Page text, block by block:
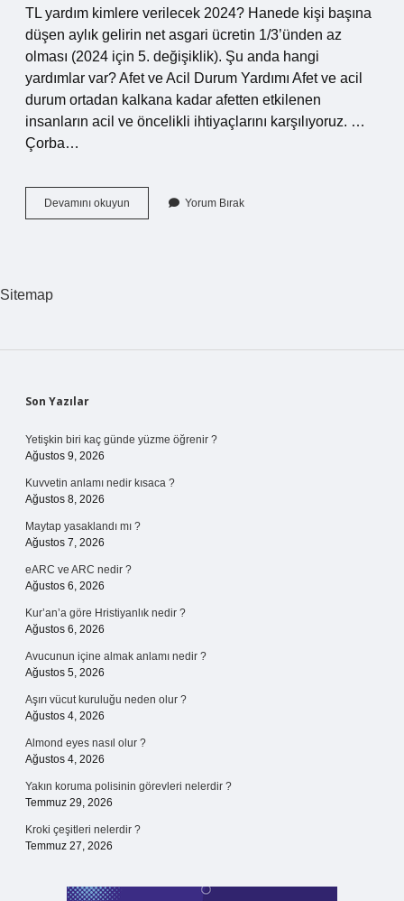
TL yardım kimlere verilecek 2024? Hanede kişi başına
düşen aylık gelirin net asgari ücretin 1/3’ünden az
olması (2024 için 5. değişiklik). Şu anda hangi
yardımlar var? Afet ve Acil Durum Yardımı Afet ve acil
durum ortadan kalkana kadar afetten etkilenen
insanların acil ve öncelikli ihtiyaçlarını karşılıyoruz. …
Çorba…
Devamını okuyun
Kurumlar
Yorum Bırak
Sitemap
Sidebar
Son Yazılar
Yetişkin biri kaç günde yüzme öğrenir ?
Ağustos 9, 2026
Kuvvetin anlamı nedir kısaca ?
Ağustos 8, 2026
Maytap yasaklandı mı ?
Ağustos 7, 2026
eARC ve ARC nedir ?
Ağustos 6, 2026
Kur’an’a göre Hristiyanlık nedir ?
Ağustos 6, 2026
Avucunun içine almak anlamı nedir ?
Ağustos 5, 2026
Aşırı vücut kuruluğu neden olur ?
Ağustos 4, 2026
Almond eyes nasıl olur ?
Ağustos 4, 2026
Yakın koruma polisinin görevleri nelerdir ?
Temmuz 29, 2026
Kroki çeşitleri nelerdir ?
Temmuz 27, 2026